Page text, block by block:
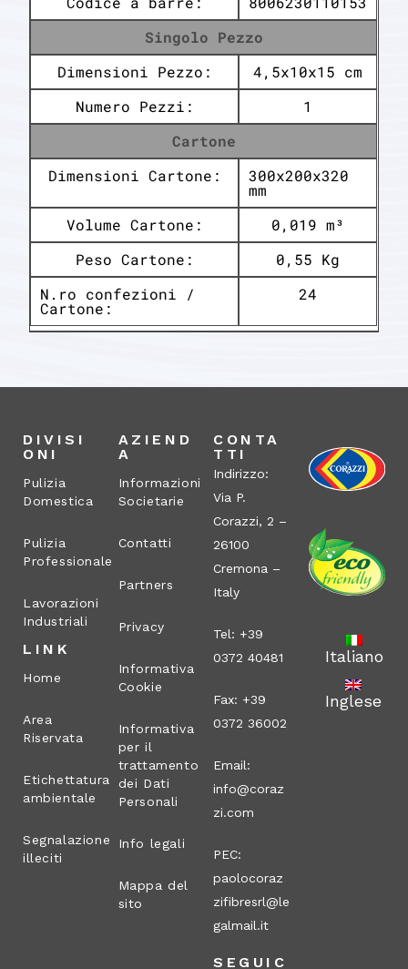
Singolo Pezzo
Dimensioni Pezzo:
4,5x10x15 cm
Numero Pezzi:
1
Cartone
Dimensioni Cartone:
300x200x320
mm
Volume Cartone:
0,019 m³
Peso Cartone:
0,55 Kg
N.ro confezioni /
Cartone:
24
DIVISI
ONI
Pulizia
Domestica
Pulizia
Professionale
Lavorazioni
Industriali
LINK
Home
Area
Riservata
Etichettatura
ambientale
Segnalazione
illeciti
AZIEND
A
Informazioni
Societarie
Contatti
Partners
Privacy
Informativa
Cookie
Informativa
per il
trattamento
dei Dati
Personali
Info legali
Mappa del
sito
CONTA
TTI
Indirizzo:
Via P.
Corazzi, 2 –
26100
Cremona –
Italy
Tel: +39
0372 40481
Fax: +39
0372 36002
Email:
info@coraz
zi.com
PEC:
paolocoraz
zifibresrl@le
galmail.it
SEGUIC
Italiano
Inglese